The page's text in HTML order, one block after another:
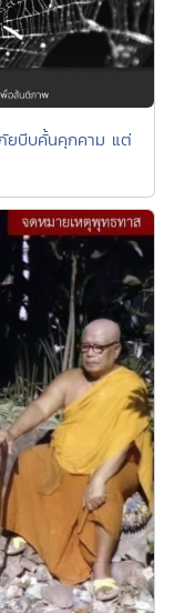
ภัยบีบคั้นคุกคาม แต่